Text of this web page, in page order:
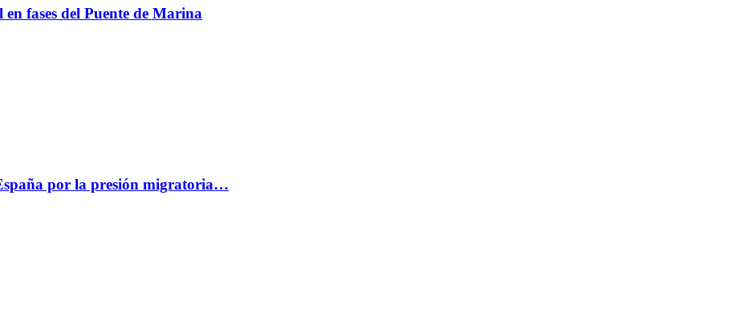
fases del Puente de Marina
por la presión migratoria…